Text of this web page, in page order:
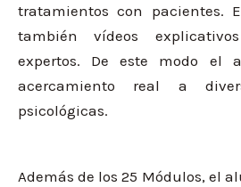
tratamientos con pacientes.
también vídeos
expertos. De este modo el
acercamiento real a
psicológicas.
Además de los 25 Módulos, el